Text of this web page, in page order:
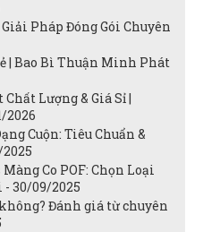
Pháp Đóng Gói Chuyên
| Bao Bì Thuận Minh Phát
Chất Lượng & Giá Sỉ |
2026
Cuộn: Tiêu Chuẩn &
Co POF: Chọn Loại
- 30/09/2025
Đánh giá từ chuyên